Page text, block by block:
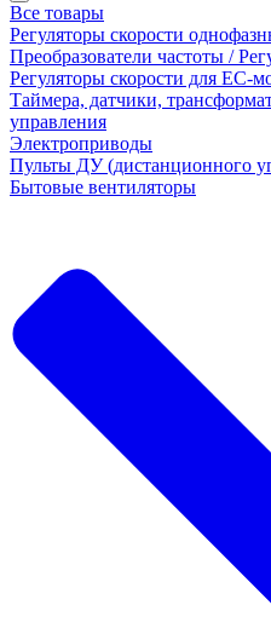
Все товары
Регуляторы скорости
Преобразователи частоты /
Регуляторы скорости для ЕС-
Таймера, датчики,
управления
Электроприводы
Пульты ДУ (дистанционного
Бытовые вентиляторы